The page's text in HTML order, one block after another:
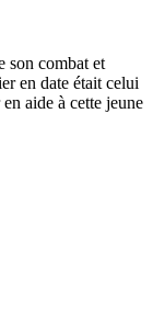
son combat et
en date était celui
aide à cette jeune